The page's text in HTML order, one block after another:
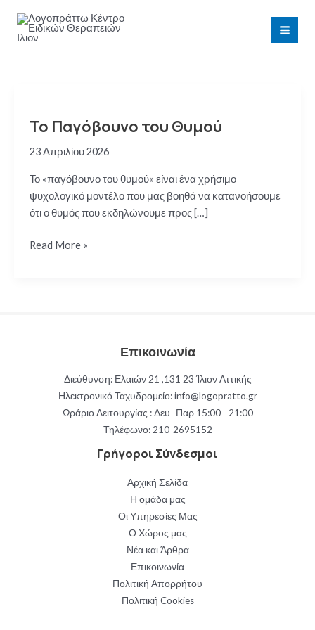
περιεχόμενο
Το Παγόβουνο του Θυμού
23 Απριλίου 2026
Το «παγόβουνο του θυμού» είναι ένα χρήσιμο
ψυχολογικό μοντέλο που μας βοηθά να κατανοήσουμε
ότι ο θυμός που εκδηλώνουμε προς […]
Το
Read More »
Επικοινωνία
Διεύθυνση: Ελαιών 21 ,131 23 Ίλιον Αττικής
Ηλεκτρονικό Ταχυδρομείο: info@logopratto.gr
Ωράριο Λειτουργίας : Δευ- Παρ 15:00 - 21:00
Τηλέφωνο:210-2695152
Γρήγοροι Σύνδεσμοι
Αρχική Σελίδα
Η ομάδα μας
Οι Υπηρεσίες Μας
Ο Χώρος μας
Νέα και Άρθρα
Επικοινωνία
Πολιτική Απορρήτου
Πολιτική Cookies